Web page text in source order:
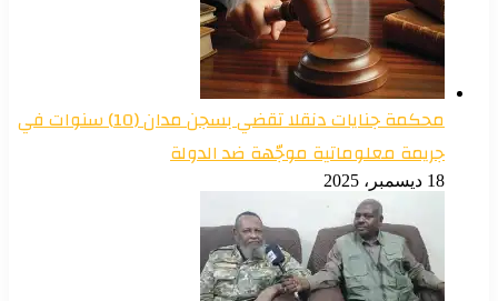
محكمة جنايات دنقلا تقضي بسجن مدان (10) سنوات في
جريمة معلوماتية موجّهة ضد الدولة
18 ديسمبر، 2025